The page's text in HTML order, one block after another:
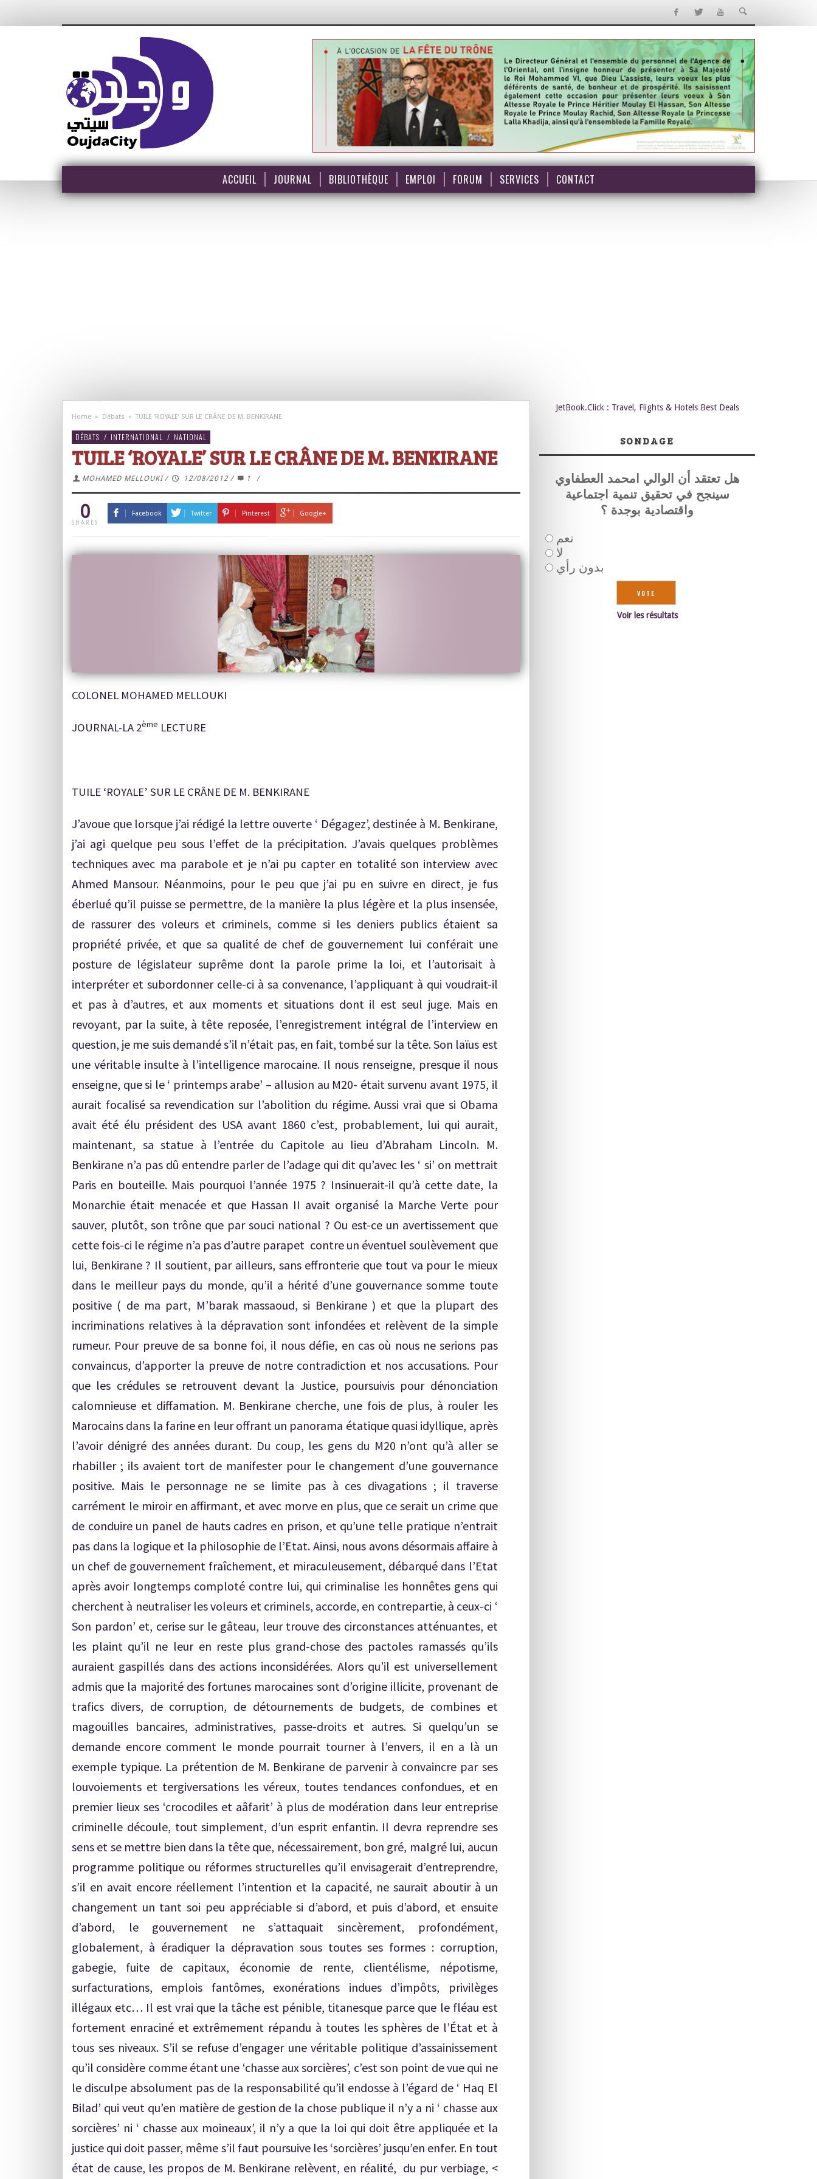
ACCUEIL JOURNAL BIBLIOTHÈQUE EMPLOI FORUM SERVICES CONTACT
Home » Débats » TUILE ‘ROYALE’ SUR LE CRÂNE DE M. BENKIRANE
DÉBATS / INTERNATIONAL / NATIONAL
TUILE ‘ROYALE’ SUR LE CRÂNE DE M. BENKIRANE
MOHAMED MELLOUKI / 12/08/2012 / 1 /
0
SHARES
Facebook Twitter Pinterest Google+
COLONEL MOHAMED MELLOUKI
JOURNAL-LA 2ème LECTURE
TUILE ‘ROYALE’ SUR LE CRÂNE DE M. BENKIRANE
J’avoue que lorsque j’ai rédigé la lettre ouverte ‘ Dégagez’, destinée à M. Benkirane,
j’ai agi quelque peu sous l’effet de la précipitation. J’avais quelques problèmes
techniques avec ma parabole et je n’ai pu capter en totalité son interview avec
Ahmed Mansour. Néanmoins, pour le peu que j’ai pu en suivre en direct, je fus
éberlué qu’il puisse se permettre, de la manière la plus légère et la plus insensée,
de rassurer des voleurs et criminels, comme si les deniers publics étaient sa
propriété privée, et que sa qualité de chef de gouvernement lui conférait une
posture de législateur suprême dont la parole prime la loi, et l’autorisait à
interpréter et subordonner celle-ci à sa convenance, l’appliquant à qui voudrait-il
et pas à d’autres, et aux moments et situations dont il est seul juge. Mais en
revoyant, par la suite, à tête reposée, l’enregistrement intégral de l’interview en
question, je me suis demandé s’il n’était pas, en fait, tombé sur la tête. Son laïus est
une véritable insulte à l’intelligence marocaine. Il nous renseigne, presque il nous
enseigne, que si le ‘ printemps arabe’ – allusion au M20- était survenu avant 1975, il
aurait focalisé sa revendication sur l’abolition du régime. Aussi vrai que si Obama
avait été élu président des USA avant 1860 c’est, probablement, lui qui aurait,
maintenant, sa statue à l’entrée du Capitole au lieu d’Abraham Lincoln. M.
Benkirane n’a pas dû entendre parler de l’adage qui dit qu’avec les ‘ si’ on mettrait
Paris en bouteille. Mais pourquoi l’année 1975 ? Insinuerait-il qu’à cette date, la
Monarchie était menacée et que Hassan II avait organisé la Marche Verte pour
sauver, plutôt, son trône que par souci national ? Ou est-ce un avertissement que
cette fois-ci le régime n’a pas d’autre parapet contre un éventuel soulèvement que
lui, Benkirane ? Il soutient, par ailleurs, sans effronterie que tout va pour le mieux
dans le meilleur pays du monde, qu’il a hérité d’une gouvernance somme toute
positive ( de ma part, M’barak massaoud, si Benkirane ) et que la plupart des
incriminations relatives à la dépravation sont infondées et relèvent de la simple
rumeur. Pour preuve de sa bonne foi, il nous défie, en cas où nous ne serions pas
convaincus, d’apporter la preuve de notre contradiction et nos accusations. Pour
que les crédules se retrouvent devant la Justice, poursuivis pour dénonciation
calomnieuse et diffamation. M. Benkirane cherche, une fois de plus, à rouler les
Marocains dans la farine en leur offrant un panorama étatique quasi idyllique, après
l’avoir dénigré des années durant. Du coup, les gens du M20 n’ont qu’à aller se
rhabiller ; ils avaient tort de manifester pour le changement d’une gouvernance
positive. Mais le personnage ne se limite pas à ces divagations ; il traverse
carrément le miroir en affirmant, et avec morve en plus, que ce serait un crime que
de conduire un panel de hauts cadres en prison, et qu’une telle pratique n’entrait
pas dans la logique et la philosophie de l’Etat. Ainsi, nous avons désormais affaire à
un chef de gouvernement fraîchement, et miraculeusement, débarqué dans l’Etat
après avoir longtemps comploté contre lui, qui criminalise les honnêtes gens qui
cherchent à neutraliser les voleurs et criminels, accorde, en contrepartie, à ceux-ci ‘
Son pardon’ et, cerise sur le gâteau, leur trouve des circonstances atténuantes, et
les plaint qu’il ne leur en reste plus grand-chose des pactoles ramassés qu’ils
auraient gaspillés dans des actions inconsidérées. Alors qu’il est universellement
admis que la majorité des fortunes marocaines sont d’origine illicite, provenant de
trafics divers, de corruption, de détournements de budgets, de combines et
magouilles bancaires, administratives, passe-droits et autres. Si quelqu’un se
demande encore comment le monde pourrait tourner à l’envers, il en a là un
exemple typique. La prétention de M. Benkirane de parvenir à convaincre par ses
louvoiements et tergiversations les véreux, toutes tendances confondues, et en
premier lieux ses ‘crocodiles et aâfarit’ à plus de modération dans leur entreprise
criminelle découle, tout simplement, d’un esprit enfantin. Il devra reprendre ses
sens et se mettre bien dans la tête que, nécessairement, bon gré, malgré lui, aucun
programme politique ou réformes structurelles qu’il envisagerait d’entreprendre,
s’il en avait encore réellement l’intention et la capacité, ne saurait aboutir à un
changement un tant soi peu appréciable si d’abord, et puis d’abord, et ensuite
d’abord, le gouvernement ne s’attaquait sincèrement, profondément,
globalement, à éradiquer la dépravation sous toutes ses formes : corruption,
gabegie, fuite de capitaux, économie de rente, clientélisme, népotisme,
surfacturations, emplois fantômes, exonérations indues d’impôts, privilèges
illégaux etc… Il est vrai que la tâche est pénible, titanesque parce que le fléau est
fortement enraciné et extrêmement répandu à toutes les sphères de l’État et à
tous ses niveaux. S’il se refuse d’engager une véritable politique d’assainissement
qu’il considère comme étant une ‘chasse aux sorcières’, c’est son point de vue qui ne
le disculpe absolument pas de la responsabilité qu’il endosse à l’égard de ‘ Haq El
Bilad’ qui veut qu’en matière de gestion de la chose publique il n’y a ni ‘ chasse aux
sorcières’ ni ‘ chasse aux moineaux’, il n’y a que la loi qui doit être appliquée et la
justice qui doit passer, même s’il faut poursuive les ‘sorcières’ jusqu’en enfer. En tout
état de cause, les propos de M. Benkirane relèvent, en réalité, du pur verbiage, <
JetBook.Click : Travel, Flights & Hotels Best Deals
SONDAGE
هل تعتقد أن الوالي امحمد العطفاوي
سينجح في تحقيق تنمية اجتماعية
واقتصادية بوجدة ؟
نعم
لا
بدون رأي
Voir les résultats